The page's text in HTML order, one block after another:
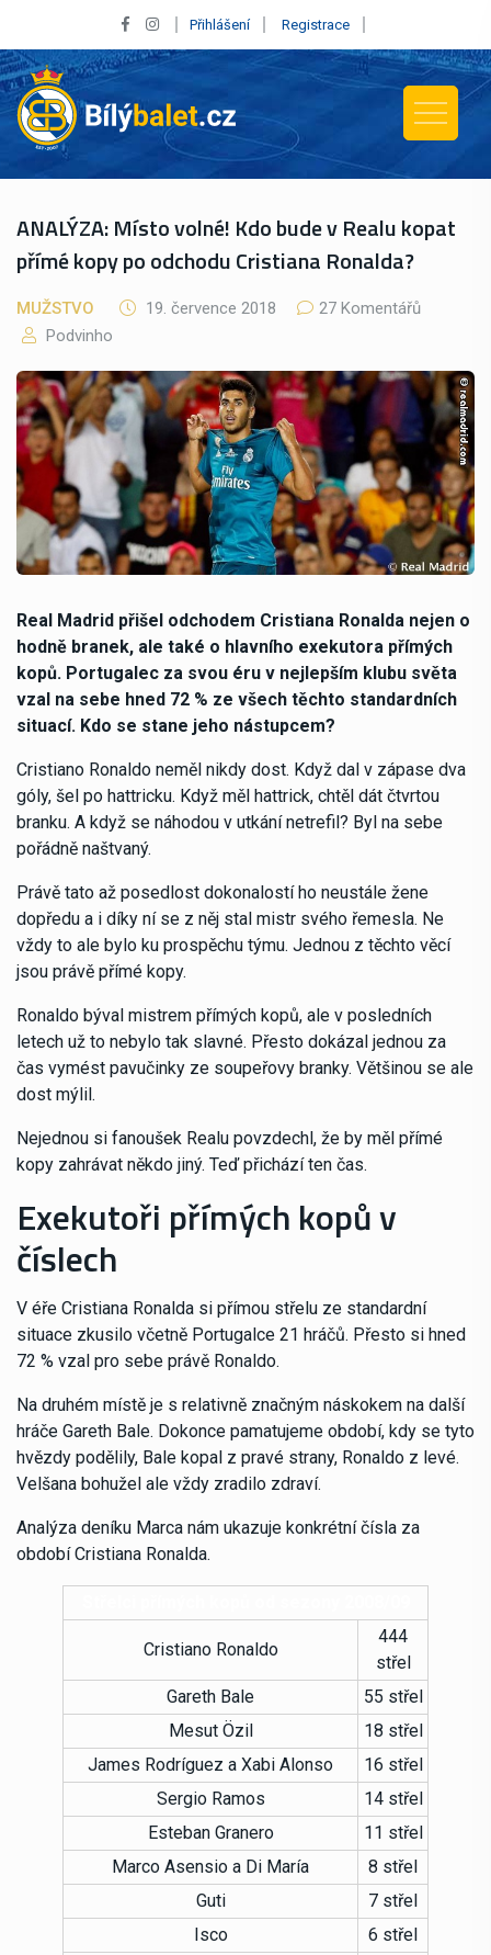
Přihlášení Registrace
ANALÝZA: Místo volné! Kdo bude v Realu kopat
přímé kopy po odchodu Cristiana Ronalda?
MUŽSTVO 19. července 2018
27 Komentářů
Podvinho
Real Madrid přišel odchodem Cristiana Ronalda nejen o
hodně branek, ale také o hlavního exekutora přímých
kopů. Portugalec za svou éru v nejlepším klubu světa
vzal na sebe hned 72 % ze všech těchto standardních
situací. Kdo se stane jeho nástupcem?
Cristiano Ronaldo neměl nikdy dost. Když dal v zápase dva
góly, šel po hattricku. Když měl hattrick, chtěl dát čtvrtou
branku. A když se náhodou v utkání netrefil? Byl na sebe
pořádně naštvaný.
Právě tato až posedlost dokonalostí ho neustále žene
dopředu a i díky ní se z něj stal mistr svého řemesla. Ne
vždy to ale bylo ku prospěchu týmu. Jednou z těchto věcí
jsou právě přímé kopy.
Ronaldo býval mistrem přímých kopů, ale v posledních
letech už to nebylo tak slavné. Přesto dokázal jednou za
čas vymést pavučinky ze soupeřovy branky. Většinou se ale
dost mýlil.
Nejednou si fanoušek Realu povzdechl, že by měl přímé
kopy zahrávat někdo jiný. Teď přichází ten čas.
Exekutoři přímých kopů v
číslech
V éře Cristiana Ronalda si přímou střelu ze standardní
situace zkusilo včetně Portugalce 21 hráčů. Přesto si hned
72 % vzal pro sebe právě Ronaldo.
Na druhém místě je s relativně značným náskokem na další
hráče Gareth Bale. Dokonce pamatujeme období, kdy se tyto
hvězdy podělily, Bale kopal z pravé strany, Ronaldo z levé.
Velšana bohužel ale vždy zradilo zdraví.
Analýza deníku Marca nám ukazuje konkrétní čísla za
období Cristiana Ronalda.
Cristiano Ronaldo
444
střel
Gareth Bale
55 střel
Mesut Özil
18 střel
James Rodríguez a Xabi Alonso
16 střel
Sergio Ramos
14 střel
Esteban Granero
11 střel
Marco Asensio a Di María
8 střel
Guti
7 střel
Isco
6 střel